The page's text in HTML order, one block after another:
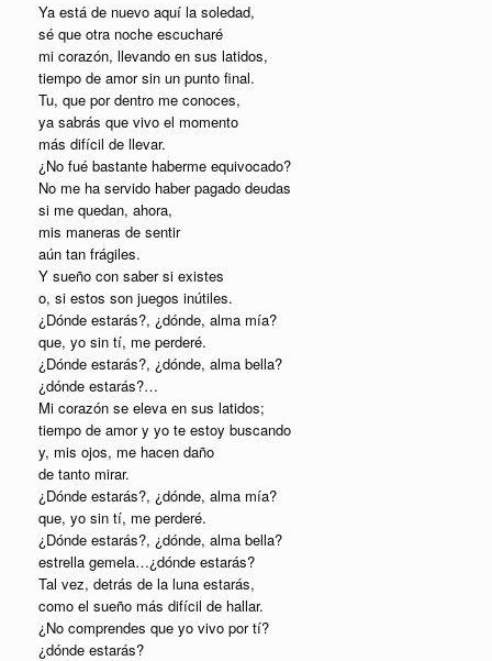
Ya está de nuevo aquí la soledad,
sé que otra noche escucharé
mi corazón, llevando en sus latidos,
tiempo de amor sin un punto final.
Tu, que por dentro me conoces,
ya sabrás que vivo el momento
más difícil de llevar.
¿No fué bastante haberme equivocado?
No me ha servido haber pagado deudas
si me quedan, ahora,
mis maneras de sentir
aún tan frágiles.
Y sueño con saber si existes
o, si estos son juegos inútiles.
¿Dónde estarás?, ¿dónde, alma mía?
que, yo sin tí, me perderé.
¿Dónde estarás?, ¿dónde, alma bella?
¿dónde estarás?…
Mi corazón se eleva en sus latidos;
tiempo de amor y yo te estoy buscando
y, mis ojos, me hacen daño
de tanto mirar.
¿Dónde estarás?, ¿dónde, alma mía?
que, yo sin tí, me perderé.
¿Dónde estarás?, ¿dónde, alma bella?
estrella gemela…¿dónde estarás?
Tal vez, detrás de la luna estarás,
como el sueño más difícil de hallar.
¿No comprendes que yo vivo por tí?
¿dónde estarás?